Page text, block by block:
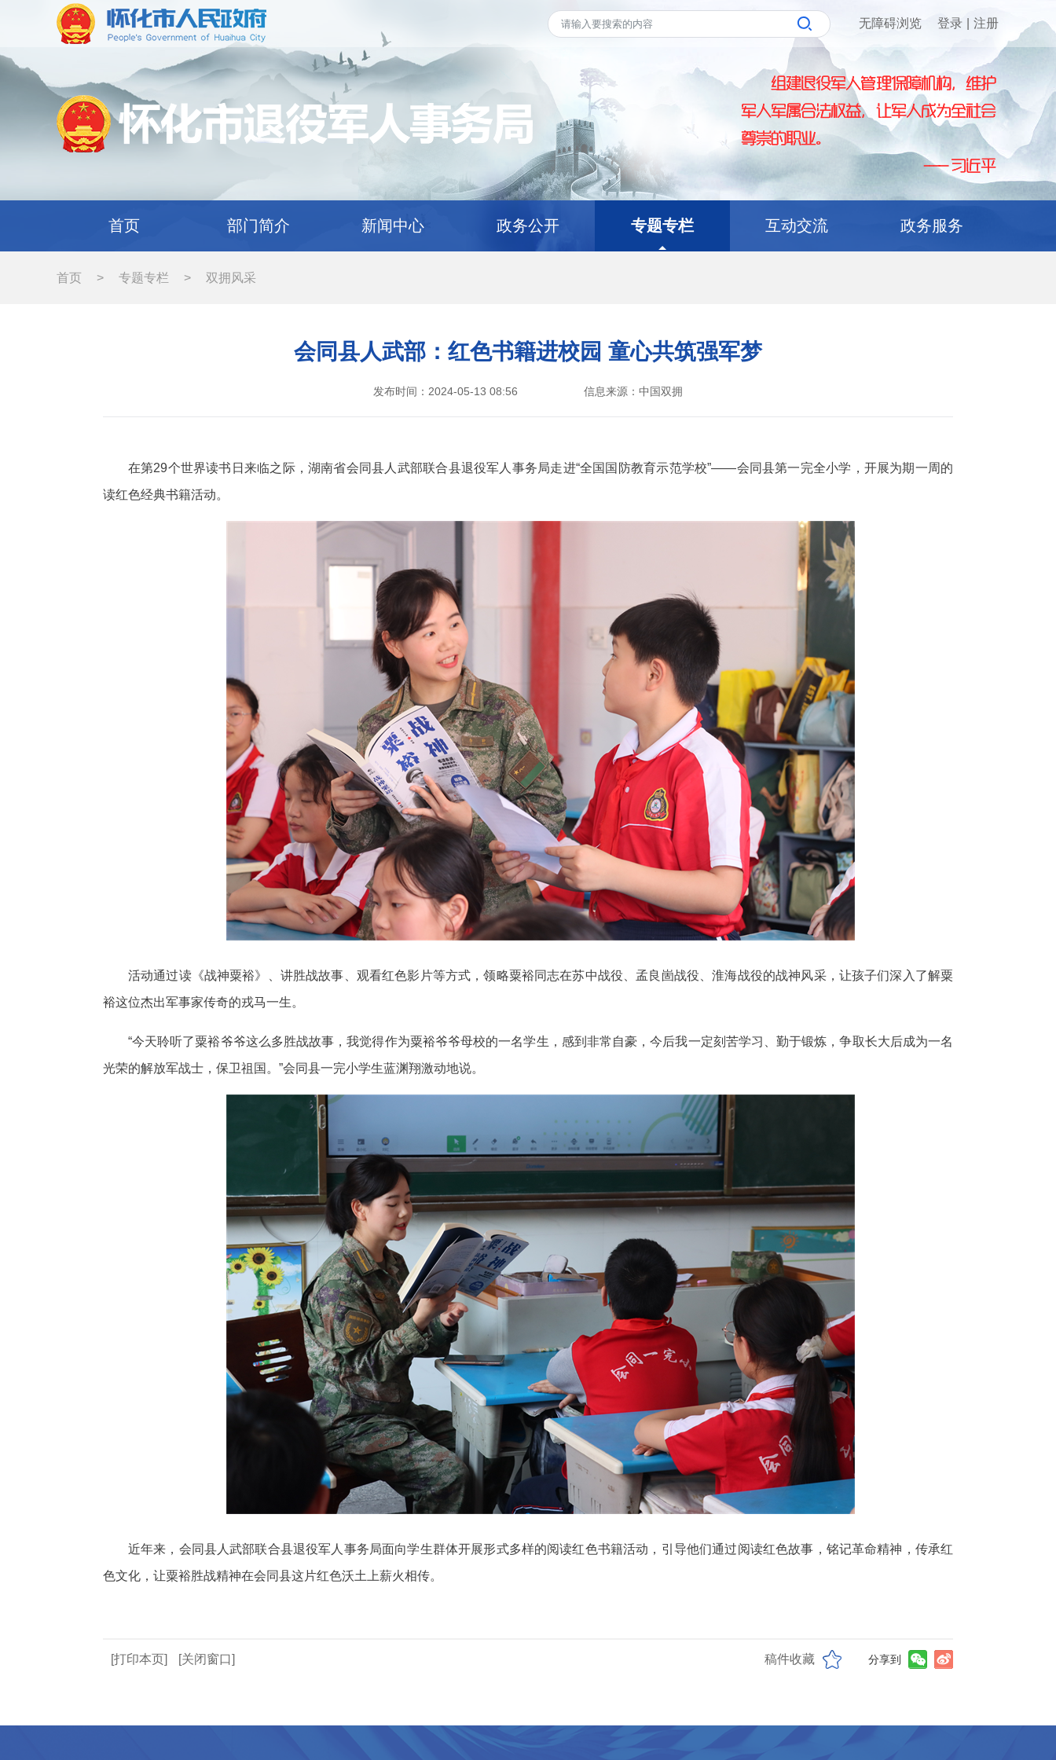
无障碍浏览 登录 注册
首页 部门简介 新闻中心 政务公开 专题专栏 互动交流 政务服务
首页 > 专题专栏 > 双拥风采
会同县人武部：红色书籍进校园 童心共筑强军梦
发布时间：2024-05-13 08:56 信息来源：中国双拥
在第29个世界读书日来临之际，湖南省会同县人武部联合县退役军人事务局走进“全国国防教育示范学校”——会同县第一完全小学，开展为期一周的
读红色经典书籍活动。
活动通过读《战神粟裕》、讲胜战故事、观看红色影片等方式，领略粟裕同志在苏中战役、孟良崮战役、淮海战役的战神风采，让孩子们深入了解粟
裕这位杰出军事家传奇的戎马一生。
“今天聆听了粟裕爷爷这么多胜战故事，我觉得作为粟裕爷爷母校的一名学生，感到非常自豪，今后我一定刻苦学习、勤于锻炼，争取长大后成为一名
光荣的解放军战士，保卫祖国。”会同县一完小学生蓝渊翔激动地说。
近年来，会同县人武部联合县退役军人事务局面向学生群体开展形式多样的阅读红色书籍活动，引导他们通过阅读红色故事，铭记革命精神，传承红
色文化，让粟裕胜战精神在会同县这片红色沃土上薪火相传。
[打印本页] [关闭窗口] 稿件收藏 分享到